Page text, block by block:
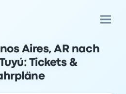
Aires, AR nach
Tickets &